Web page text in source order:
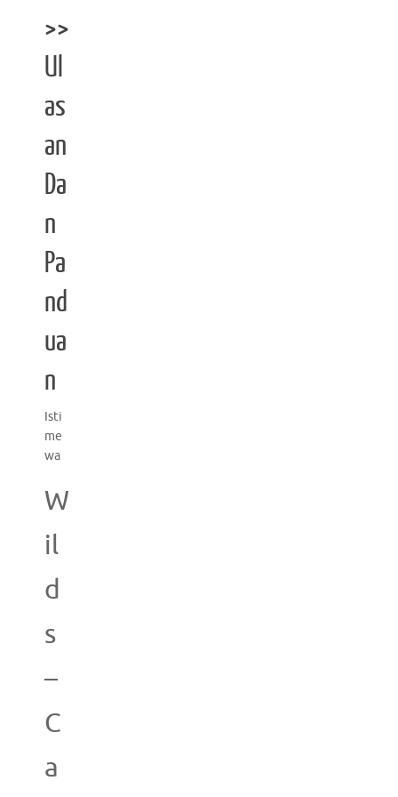
>>
Ul
as
an
Da
n
Pa
nd
ua
n
Isti
me
wa
W
il
d
s
–
C
a